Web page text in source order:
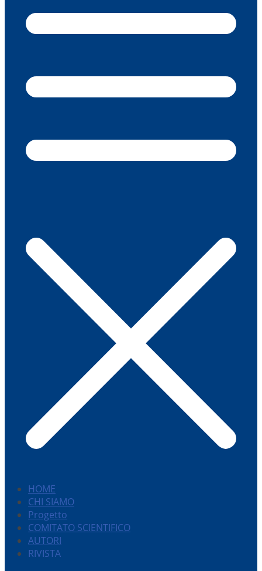
HOME
CHI SIAMO
Progetto
COMITATO SCIENTIFICO
AUTORI
RIVISTA